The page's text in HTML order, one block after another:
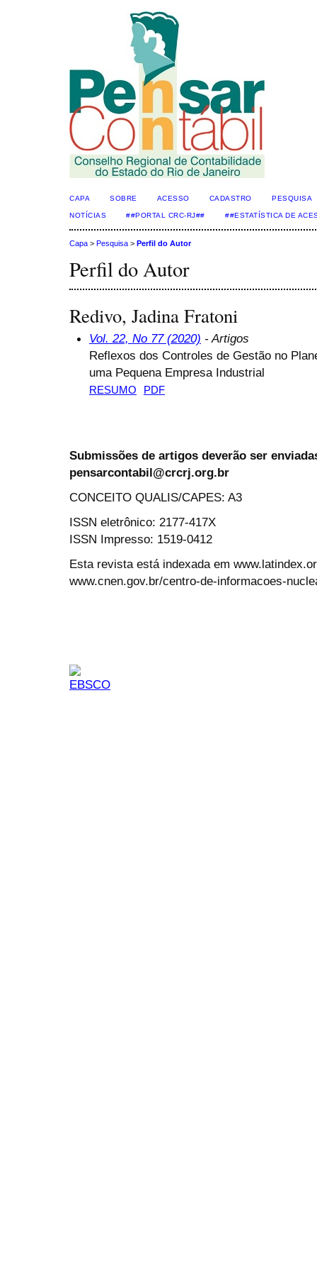
CAPA SOBRE ACESSO CADASTRO PESQUISA
NOTÍCIAS ##PORTAL CRC-RJ## ##ESTATÍSTICA DE
Capa > Pesquisa > Perfil do Autor
Perfil do Autor
Redivo, Jadina Fratoni
Vol. 22, No 77 (2020) - Artigos
Reflexos dos Controles de Gestão no
uma Pequena Empresa Industrial
RESUMO PDF
Submissões de artigos deverão ser
pensarcontabil@crcrj.org.br
CONCEITO QUALIS/CAPES: A3
ISSN eletrônico: 2177-417X
ISSN Impresso: 1519-0412
Esta revista está indexada em
www.cnen.gov.br/centro-de-informacoes-